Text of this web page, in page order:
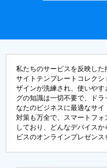
私たちのサービスを反映し
サイトテンプレートコレク
ザインが洗練され、使いや
グの知識は一切不要で、ド
なたのビジネスに最適なサ
対策も万全で、スマートフ
しており、どんなデバイス
ビスのオンラインプレゼンス